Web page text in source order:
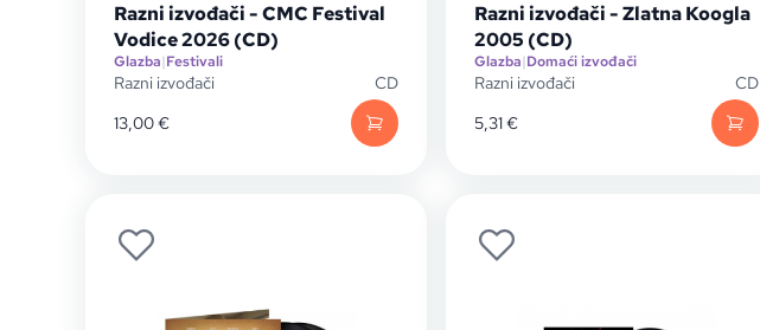
Razni izvođači - CMC Festival
Vodice 2026 (CD)
Glazba|Festivali
Razni izvođači
CD
13,00€
Razni izvođači - Zlatna Koogla
2005 (CD)
Glazba|Domaći izvođači
Razni izvođači
CD
5,31€